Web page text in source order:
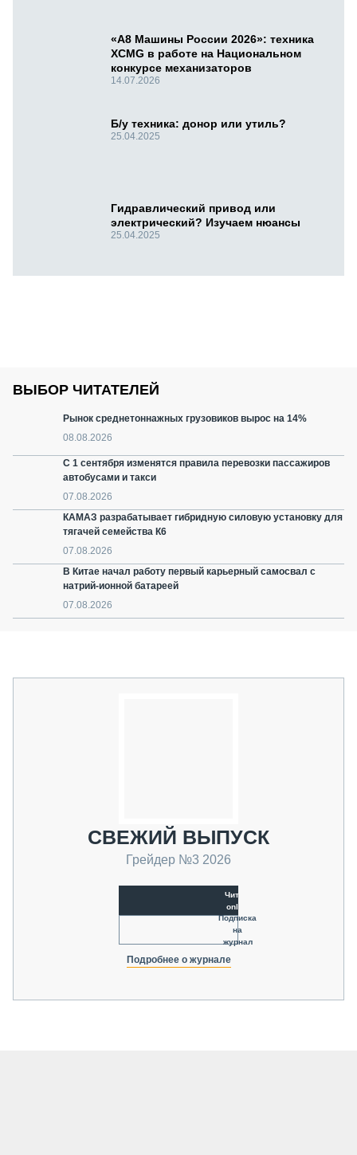
«А8 Машины России 2026»: техника
XCMG в работе на Национальном
конкурсе механизаторов
14.07.2026
Б/у техника: донор или утиль?
25.04.2025
Гидравлический привод или
электрический? Изучаем нюансы
25.04.2025
ВЫБОР ЧИТАТЕЛЕЙ
Рынок среднетоннажных грузовиков вырос на 14%
08.08.2026
С 1 сентября изменятся правила перевозки пассажиров
автобусами и такси
07.08.2026
КАМАЗ разрабатывает гибридную силовую установку для
тягачей семейства К6
07.08.2026
В Китае начал работу первый карьерный самосвал с
натрий-ионной батареей
07.08.2026
СВЕЖИЙ ВЫПУСК
Грейдер №3 2026
Читать
online
Подписка
на
журнал
Подробнее о журнале